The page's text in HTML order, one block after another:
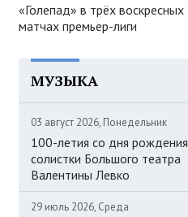
«Голепад» в трёх воскресных
матчах премьер-лиги
МУЗЫКА
03 август 2026, Понедельник
100-летия со дня рождения
солистки Большого театра
Валентины Левко
29 июль 2026, Среда